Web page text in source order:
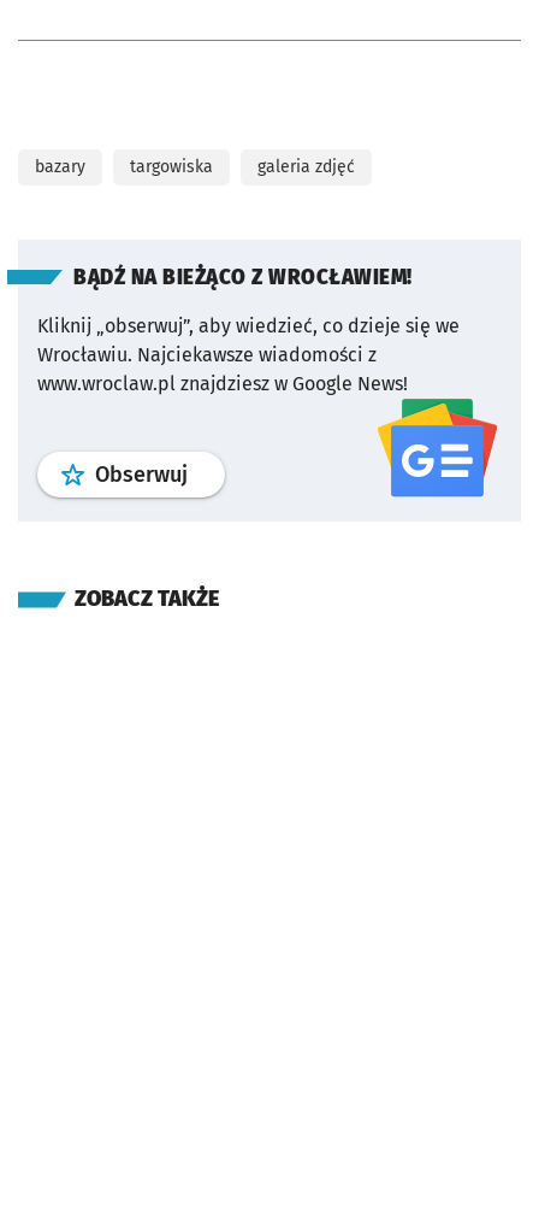
bazary targowiska galeria zdjęć
BĄDŹ NA BIEŻĄCO Z WROCŁAWIEM!
Kliknij „obserwuj”, aby wiedzieć, co dzieje się we
Wrocławiu. Najciekawsze wiadomości z
www.wroclaw.pl znajdziesz w Google News!
Obserwuj profil serwisu
ZOBACZ TAKŻE